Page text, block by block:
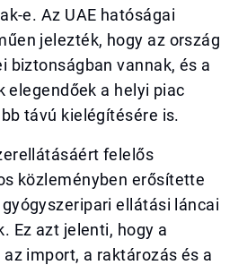
e. Az UAE hatóságai
jelezték, hogy az ország
biztonságban vannak, és a
elegendőek a helyi piac
távú kielégítésére is.
felelős
közleményben erősítette
gyógyszeripari ellátási láncai
Ez azt jelenti, hogy a
import, a raktározás és a